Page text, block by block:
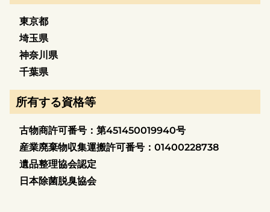
東京都
埼玉県
神奈川県
千葉県
所有する資格等
古物商許可番号：第451450019940号
産業廃棄物収集運搬許可番号：01400228738
遺品整理協会認定
日本除菌脱臭協会